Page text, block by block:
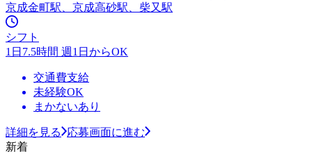
京成金町駅、京成高砂駅、柴又駅
シフト
1日7.5時間 週1日からOK
交通費支給
未経験OK
まかないあり
詳細を見る
応募画面に進む
新着